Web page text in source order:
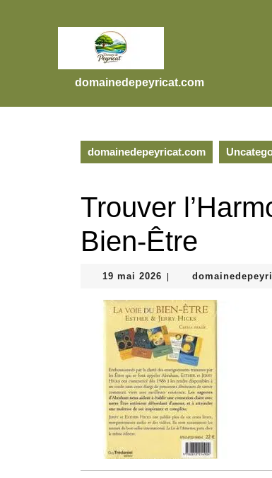
domainedepeyricat.com
domainedepeyricat.com
Trouver
Bien-Être
19 mai 2026 19
2026